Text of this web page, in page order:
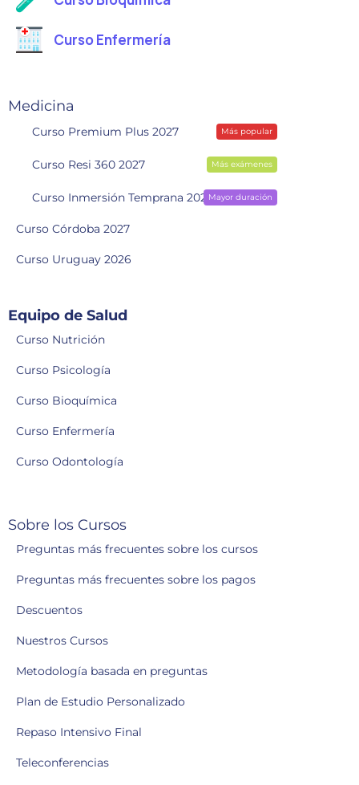
Curso Enfermería
Medicina
Curso Premium Plus 2027 Más popular
Curso Resi 360 2027 Más exámenes
Curso Inmersión Temprana 2028Mayor duración
Curso Córdoba 2027
Curso Uruguay 2026
Equipo de Salud
Curso Nutrición
Curso Psicología
Curso Bioquímica
Curso Enfermería
Curso Odontología
Sobre los Cursos
Preguntas más frecuentes sobre los cursos
Preguntas más frecuentes sobre los pagos
Descuentos
Nuestros Cursos
Metodología basada en preguntas
Plan de Estudio Personalizado
Repaso Intensivo Final
Teleconferencias